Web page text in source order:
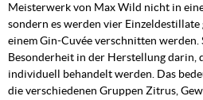
Meisterwerk von Max Wild nicht in
sondern es werden vier Einzeldestillate
einem Gin-Cuvée verschnitten werden.
Besonderheit in der Herstellung darin,
individuell behandelt werden. Das
die verschiedenen Gruppen Zitrus,